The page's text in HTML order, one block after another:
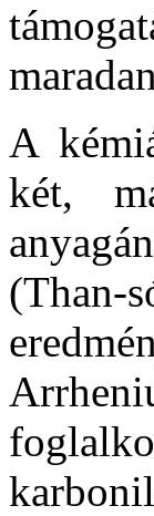
A
két,
(Than-